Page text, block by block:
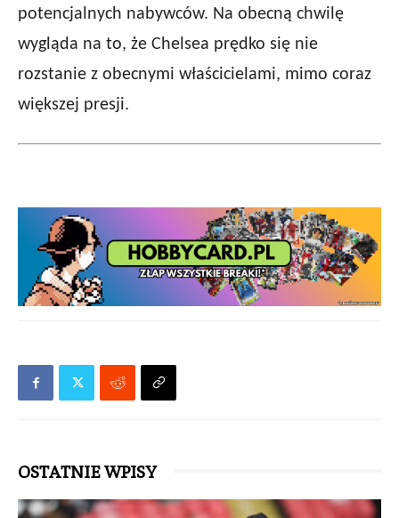
potencjalnych nabywców. Na obecną chwilę
wygląda na to, że Chelsea prędko się nie
rozstanie z obecnymi właścicielami, mimo coraz
większej presji.
OSTATNIE WPISY